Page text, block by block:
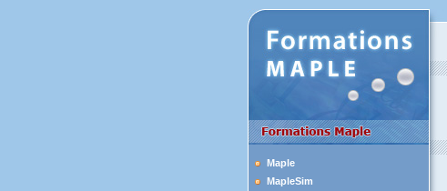
Maple
MapleSim